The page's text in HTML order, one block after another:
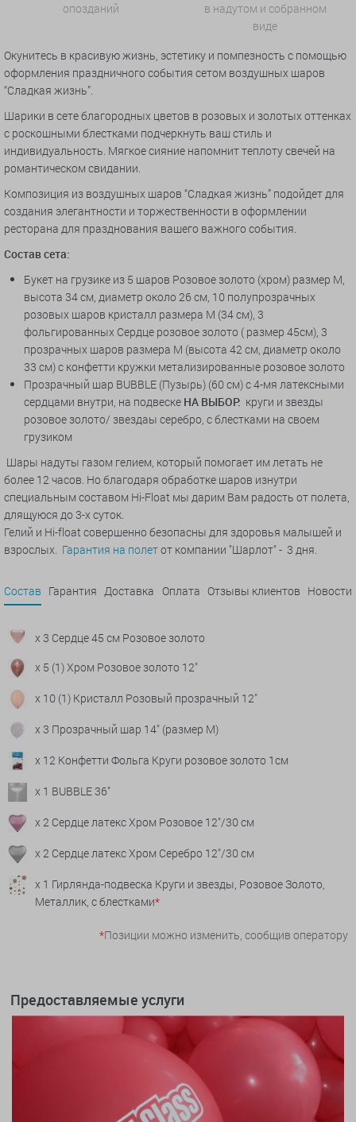
опозданий
в надутом и собранном
виде
Окунитесь в красивую жизнь, эстетику и помпезность с помощью
оформления праздничного события сетом воздушных шаров
“Сладкая жизнь”.
Шарики в сете благородных цветов в розовых и золотых оттенках
с роскошными блестками подчеркнуть ваш стиль и
индивидуальность. Мягкое сияние напомнит теплоту свечей на
романтическом свидании.
Композиция из воздушных шаров “Сладкая жизнь” подойдет для
создания элегантности и торжественности в оформлении
ресторана для празднования вашего важного события.
Состав сета:
Букет на грузике из 5 шаров Розовое золото (хром) размер М,
высота 34 см, диаметр около 26 см, 10 полупрозрачных
розовых шаров кристалл размера М (34 см), 3
фольгированных Сердце розовое золото ( размер 45см), 3
прозрачных шаров размера М (высота 42 см, диаметр около
33 см) с конфетти кружки метализированные розовое золото
Прозрачный шар BUBBLE (Пузырь) (60 см) с 4-мя латексными
сердцами внутри, на подвеске НА ВЫБОР: круги и звезды
розовое золото/ звездаы серебро, с блестками на своем
грузиком
Шары надуты газом гелием, который помогает им летать не
более 12 часов. Но благодаря обработке шаров изнутри
специальным составом Hi-Float мы дарим Вам радость от полета,
длящуюся до 3-х суток.
Гелий и Hi-float совершенно безопасны для здоровья малышей и
взрослых. Гарантия на полетот компании "Шарлот" - 3 дня.
Состав Гарантия Доставка Оплата Отзывы клиентов Новости
x 3 Сердце 45 см Розовое золото
x 5 (1) Хром Розовое золото 12"
x 10 (1) Кристалл Розовый прозрачный 12"
x 3 Прозрачный шар 14" (размер М)
x 12 Конфетти Фольга Круги розовое золото 1см
x 1 BUBBLE 36"
x 2 Сердце латекс Хром Розовое 12"/30 см
x 2 Сердце латекс Хром Серебро 12"/30 см
x 1 Гирлянда-подвеска Круги и звезды, Розовое Золото,
Металлик, с блестками*
*Позиции можно изменить, сообщив оператору
Предоставляемые услуги